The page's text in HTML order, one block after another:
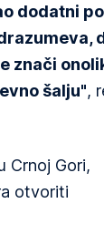
dodatni
znači
šalju",
Crnoj Gori,
otvoriti